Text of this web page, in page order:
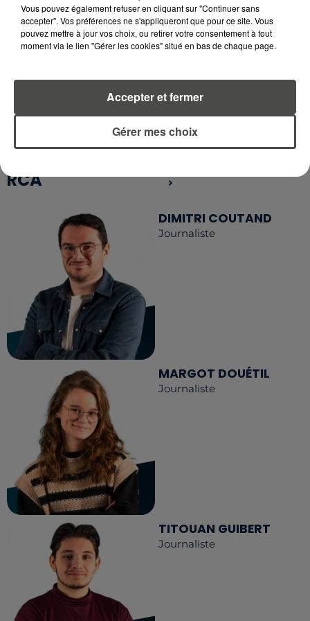
RETROUVEZ TOUTE L'ACTU DE LA RÉGION ET
EN TÉLÉCHARGEANT L'APPLICATION MOBILE
RCA
RCA
DIMITRI COUTAND
Journaliste
MARGOT DOUÉTIL
Journaliste
TITOUAN GUIBERT
Journaliste
Vous pouvez également refuser en cliquant sur "Continuer sans
accepter". Vos préférences ne s'appliqueront que pour ce site. Vous
pouvez mettre à jour vos choix, ou retirer votre consentement à tout
moment via le lien "Gérer les cookies" situé en bas de chaque page.
Gérer mes choix
Accepter et fermer